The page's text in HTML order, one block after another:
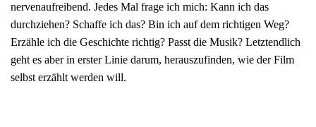
nervenaufreibend. Jedes Mal frage ich mich: Kann ich das
durchziehen? Schaffe ich das? Bin ich auf dem richtigen Weg?
Erzähle ich die Geschichte richtig? Passt die Musik? Letztendlich
geht es aber in erster Linie darum, herauszufinden, wie der Film
selbst erzählt werden will.